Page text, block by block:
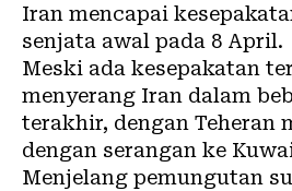
Iran mencapai
senjata awal pada 8 April.
Meski ada kesepakatan
menyerang Iran dalam
terakhir, dengan Teheran
dengan serangan ke
Menjelang pemungutan